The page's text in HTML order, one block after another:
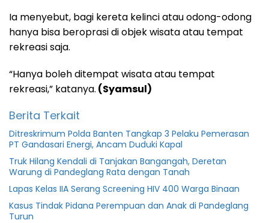
Ia menyebut, bagi kereta kelinci atau odong-odong
hanya bisa beroprasi di objek wisata atau tempat
rekreasi saja.
“Hanya boleh ditempat wisata atau tempat
rekreasi,” katanya. (Syamsul)
Berita Terkait
Ditreskrimum Polda Banten Tangkap 3 Pelaku Pemerasan
PT Gandasari Energi, Ancam Duduki Kapal
Truk Hilang Kendali di Tanjakan Bangangah, Deretan
Warung di Pandeglang Rata dengan Tanah
Lapas Kelas IIA Serang Screening HIV 400 Warga Binaan
Kasus Tindak Pidana Perempuan dan Anak di Pandeglang
Turun